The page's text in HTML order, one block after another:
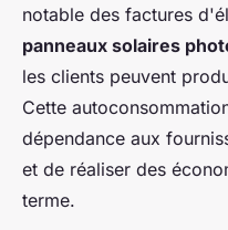
notable des factures
panneaux solaires
les clients peuvent
Cette
dépendance aux
et de réaliser des
terme.